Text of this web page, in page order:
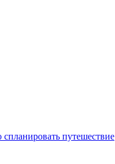
спланировать путешествие